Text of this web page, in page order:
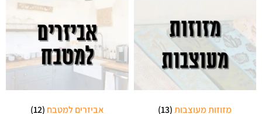
מזוזות מעוצבות(13) אביזרים למטבח (12)